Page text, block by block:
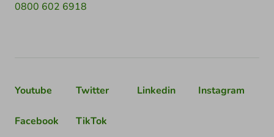
0800 602 6918
Youtube Twitter Linkedin Instagram
Facebook TikTok